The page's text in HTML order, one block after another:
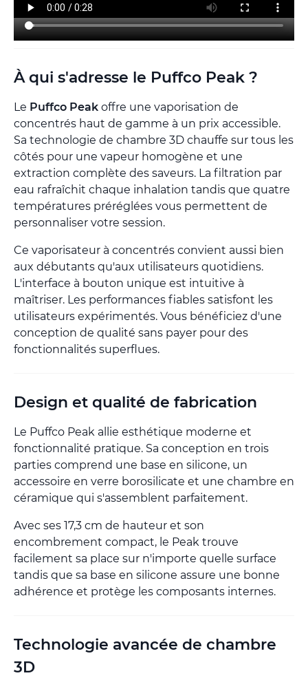
À qui s'adresse le Puffco Peak ?
Le Puffco Peak offre une vaporisation de
concentrés haut de gamme à un prix accessible.
Sa technologie de chambre 3D chauffe sur tous les
côtés pour une vapeur homogène et une
extraction complète des saveurs. La filtration par
eau rafraîchit chaque inhalation tandis que quatre
températures préréglées vous permettent de
personnaliser votre session.
Ce vaporisateur à concentrés convient aussi bien
aux débutants qu'aux utilisateurs quotidiens.
L'interface à bouton unique est intuitive à
maîtriser. Les performances fiables satisfont les
utilisateurs expérimentés. Vous bénéficiez d'une
conception de qualité sans payer pour des
fonctionnalités superflues.
Design et qualité de fabrication
Le Puffco Peak allie esthétique moderne et
fonctionnalité pratique. Sa conception en trois
parties comprend une base en silicone, un
accessoire en verre borosilicate et une chambre en
céramique qui s'assemblent parfaitement.
Avec ses 17,3 cm de hauteur et son
encombrement compact, le Peak trouve
facilement sa place sur n'importe quelle surface
tandis que sa base en silicone assure une bonne
adhérence et protège les composants internes.
Technologie avancée de chambre
3D